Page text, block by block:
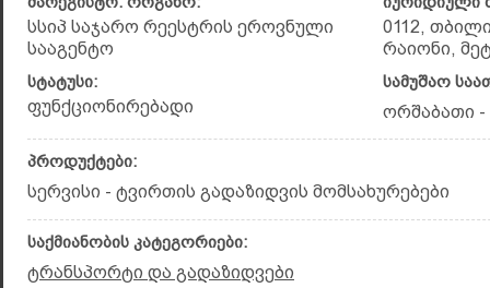
სსიპ საჯარო რეესტრის ეროვნული
სააგენტო
0112,
რაიონი,
სტატუსი:
ფუნქციონირებადი
სამუშაო
ორშაბათი -
პროდუქტები:
სერვისი - ტვირთის გადაზიდვის მომსახურებები
საქმიანობის კატეგორიები:
ტრანსპორტი და გადაზიდვები